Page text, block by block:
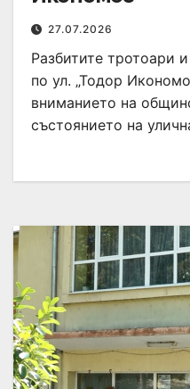
27.07.2026
Разбитите тротоари
по ул. „Тодор
вниманието на
състоянието на